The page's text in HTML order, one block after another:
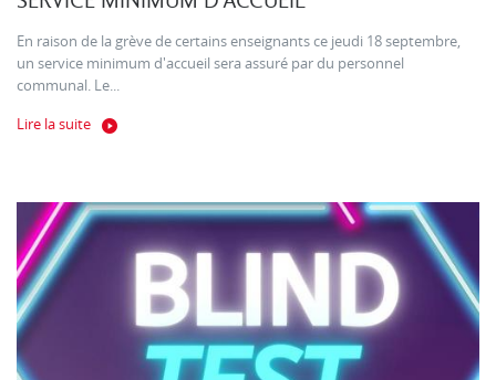
En raison de la grève de certains enseignants ce jeudi 18 septembre,
un service minimum d'accueil sera assuré par du personnel
communal. Le...
Lire la suite